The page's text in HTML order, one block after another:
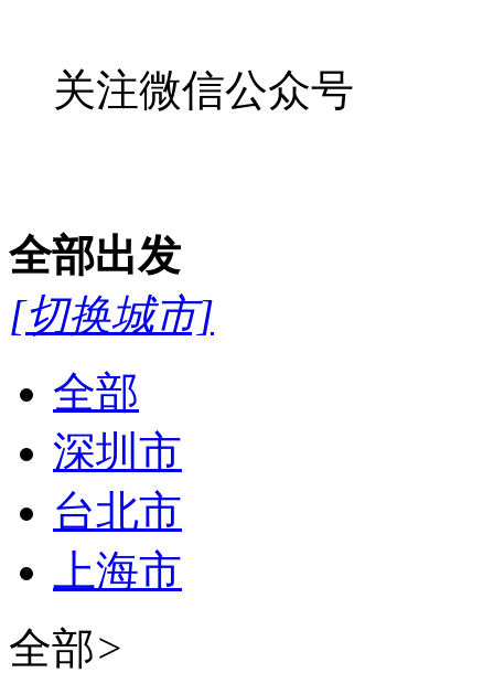
关注微信公众号
全部出发
[切换城市]
全部
深圳市
台北市
上海市
全部>